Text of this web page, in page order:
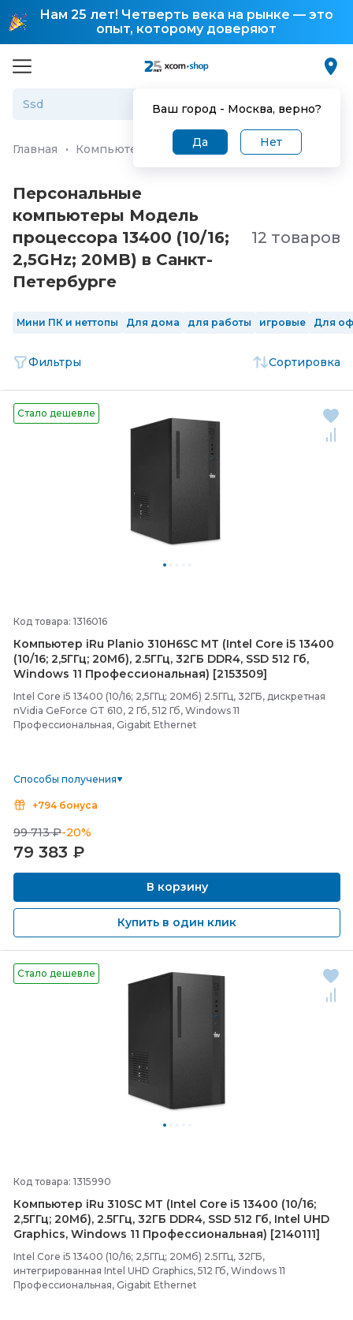
Нам 25 лет! Четверть века на рынке — это
опыт, которому доверяют
Ваш город - Москва, верно?
Да Нет
Главная · Компьютеры и ноутбуки Персональные
Персональные
компьютеры Модель
процессора 13400 (10/16;
2,5GHz; 20MB) в Санкт-
Петербургe
12 товаров
Мини ПК и неттопы Для дома для работы игровые Для
Фильтры Сортировка
Стало дешевле
Код товара: 1316016
Компьютер iRu Planio 310H6SC MT (Intel Core i5 13400
(10/16; 2,5ГГц; 20Мб), 2.5ГГц, 32ГБ DDR4, SSD 512 Гб,
Windows 11 Профессиональная) [2153509]
Intel Core i5 13400 (10/16; 2,5ГГц; 20Мб) 2.5ГГц, 32ГБ, дискретная
nVidia GeForce GT 610, 2 Гб, 512 Гб, Windows 11
Профессиональная, Gigabit Ethernet
Способы получения
+794 бонуса
99 713 ₽-20%
79 383 ₽
В корзину
Купить в один клик
Стало дешевле
Код товара: 1315990
Компьютер iRu 310SC MT (Intel Core i5 13400 (10/16;
2,5ГГц; 20Мб), 2.5ГГц, 32ГБ DDR4, SSD 512 Гб, Intel UHD
Graphics, Windows 11 Профессиональная) [2140111]
Intel Core i5 13400 (10/16; 2,5ГГц; 20Мб) 2.5ГГц, 32ГБ,
интегрированная Intel UHD Graphics, 512 Гб, Windows 11
Профессиональная, Gigabit Ethernet